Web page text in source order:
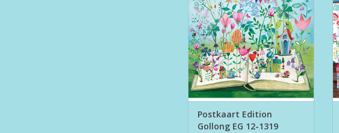
TOEVOEGEN AAN WINKELWAGEN
Postkaart Edition
Gollong EG 12-1319